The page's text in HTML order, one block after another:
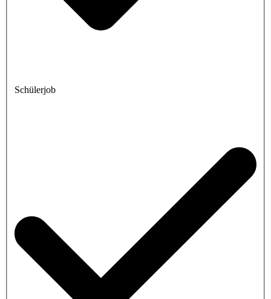
Schülerjob